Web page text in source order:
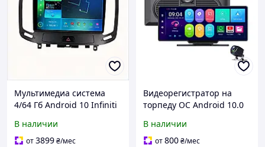
Мультимедиа система
4/64 Гб Android 10 Infiniti
В наличии
от3899₴/мес
Видеорегистратор на
торпеду ОС Android 10.0
CarPlay, GPS, Wi-Fi, 4K,
Bluetooth, FM
В наличии
от800₴/мес